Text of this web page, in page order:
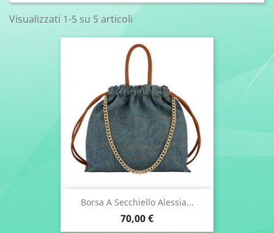
Visualizzati 1-5 su 5 articoli
Borsa A Secchiello Alessia...
Prezzo
70,00 €